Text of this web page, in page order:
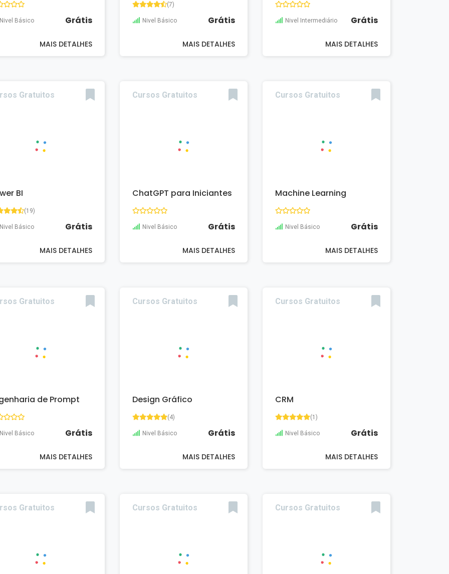
Nivel Básico Grátis
MAIS DETALHES
(7)
Nivel Básico Grátis
MAIS DETALHES
Nivel Intermediário Grátis
MAIS DETALHES
Gratuitos
BI
(19)
Nivel Básico Grátis
MAIS DETALHES
Cursos Gratuitos
ChatGPT para Iniciantes
Nivel Básico Grátis
MAIS DETALHES
Cursos Gratuitos
Machine Learning
Nivel Básico Grátis
MAIS DETALHES
Gratuitos
de Prompt
Nivel Básico Grátis
MAIS DETALHES
Cursos Gratuitos
Design Gráfico
(4)
Nivel Básico Grátis
MAIS DETALHES
Cursos Gratuitos
CRM
(1)
Nivel Básico Grátis
MAIS DETALHES
Gratuitos Cursos Gratuitos Cursos Gratuitos